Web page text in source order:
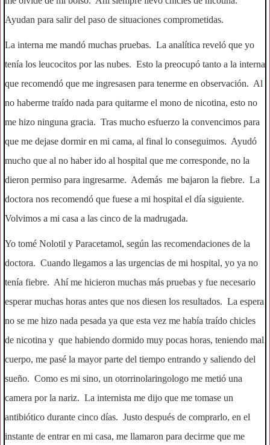
Ayudan para salir del paso de situaciones comprometidas.
La interna me mandó muchas pruebas. La analítica reveló que yo
tenía los leucocitos por las nubes. Esto la preocupó tanto a la interna
que recomendó que me ingresasen para tenerme en observación. Al
no haberme traído nada para quitarme el mono de nicotina, esto no
me hizo ninguna gracia. Tras mucho esfuerzo la convencimos para
que me dejase dormir en mi cama, al final lo conseguimos. Ayudó
mucho que al no haber ido al hospital que me corresponde, no la
dieron permiso para ingresarme. Además me bajaron la fiebre. La
doctora nos recomendó que fuese a mi hospital el día siguiente.
Volvimos a mi casa a las cinco de la madrugada.
Yo tomé Nolotil y Paracetamol, según las recomendaciones de la
doctora. Cuando llegamos a las urgencias de mi hospital, yo ya no
tenía fiebre. Ahí me hicieron muchas más pruebas y fue necesario
esperar muchas horas antes que nos diesen los resultados. La espera
no se me hizo nada pesada ya que esta vez me había traído chicles
de nicotina y que habiendo dormido muy pocas horas, teniendo mal
cuerpo, me pasé la mayor parte del tiempo entrando y saliendo del
sueño. Como es mi sino, un otorrinolaringologo me metió una
camera por la nariz. La internista me dijo que me tomase un
antibiótico durante cinco días. Justo después de comprarlo, en el
instante de entrar en mi casa, me llamaron para decirme que me